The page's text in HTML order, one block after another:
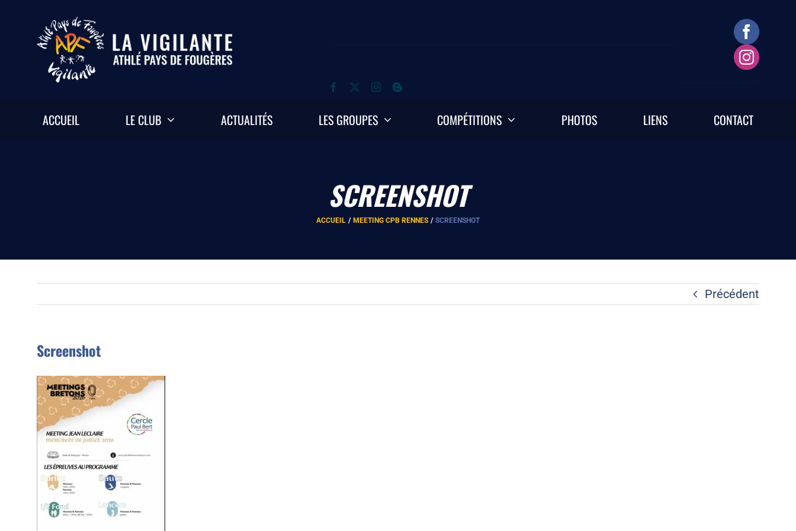
contenu
ACCUEIL LE CLUB ACTUALITÉS LES GROUPES COMPÉTITIONS PHOTOS LIENS CONTACT
SCREENSHOT
ACCUEIL MEETING CPB RENNES SCREENSHOT
Précédent
Screenshot